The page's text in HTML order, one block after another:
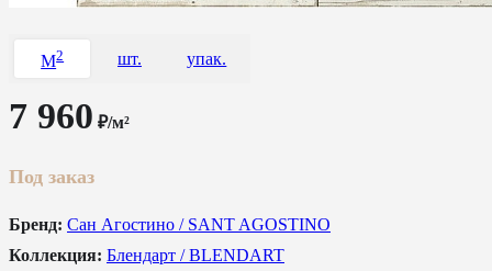
M2 шт. упак.
7 960 ₽/м²
Под заказ
Бренд: Сан Агостино / SANT AGOSTINO
Коллекция: Блендарт / BLENDART